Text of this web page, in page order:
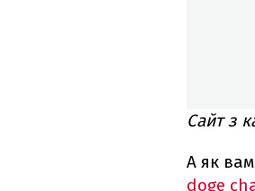
Сайт з
А як
doge